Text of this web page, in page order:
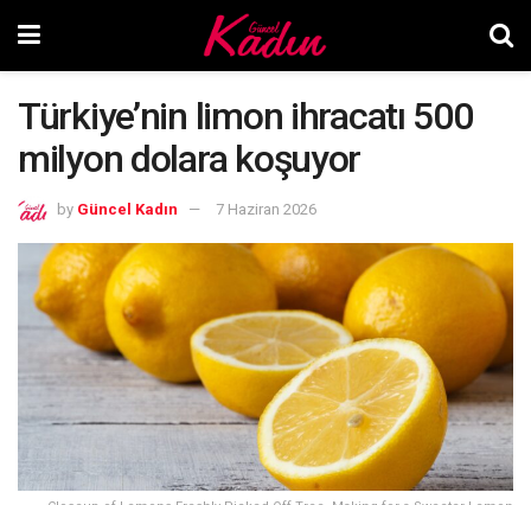
Türkiye’nin limon ihracatı 500
milyon dolara koşuyor
by Güncel Kadın 7 Haziran 2026